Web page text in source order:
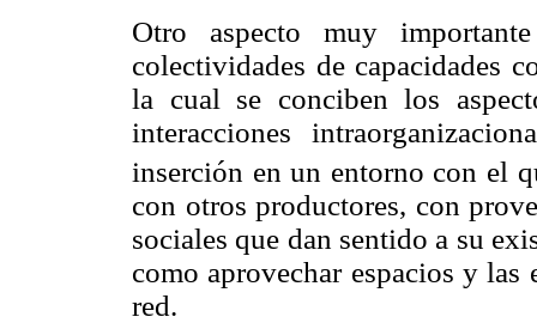
Otro aspecto muy
colectividades de capacidades
la cual se conciben los
interacciones
inserción en un entorno con el
con otros productores, con
sociales que dan sentido a su
como aprovechar espacios y
red.